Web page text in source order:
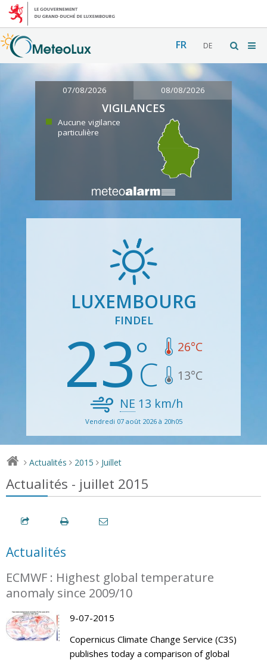
FR DE
07/08/2026 08/08/2026
VIGILANCES
Aucune vigilance
particulière
LUXEMBOURG
FINDEL
23 26°C
13°C
NE 13 km/h
Vendredi 07 août 2026 à 20h05
> Actualités > 2015 > Juillet
Actualités - juillet 2015
Actualités
ECMWF : Highest global temperature
anomaly since 2009/10
9-07-2015
Copernicus Climate Change Service (C3S)
publishes today a comparison of global